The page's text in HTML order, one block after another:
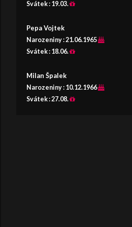
Svátek : 19.03.
Pepa Vojtek
Narozeniny :21.06.1965
Svátek : 18.06.
Milan Špalek
Narozeniny : 10.12.1966
Svátek :27.08.